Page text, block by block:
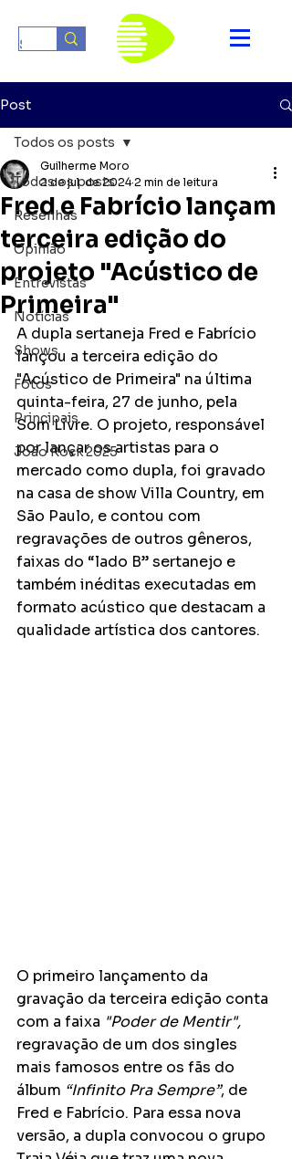
Post
Todos os posts
Resenhas
Opinião
Entrevistas
Notícias
Shows
Fotos
Principais
João Rock 2025
Todos os posts
Fred e Fabrício lançam
terceira edição do
projeto "Acústico de
Primeira"
Guilherme Moro
2 de jul. de 2024 2 min de leitura
A dupla sertaneja Fred e Fabrício
lançou a terceira edição do
"Acústico de Primeira" na última
quinta-feira, 27 de junho, pela
Som Livre. O projeto, responsável
por lançar os artistas para o
mercado como dupla, foi gravado
na casa de show Villa Country, em
São Paulo, e contou com
regravações de outros gêneros,
faixas do “lado B” sertanejo e
também inéditas executadas em
formato acústico que destacam a
qualidade artística dos cantores.
O primeiro lançamento da
gravação da terceira edição conta
com a faixa "Poder de Mentir",
regravação de um dos singles
mais famosos entre os fãs do
álbum “Infinito Pra Sempre”, de
Fred e Fabrício. Para essa nova
versão, a dupla convocou o grupo